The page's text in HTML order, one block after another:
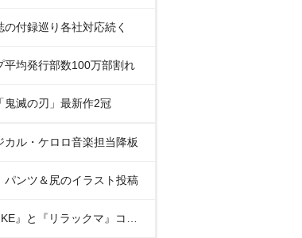
の付録巡り各社対応続く
平均発行部数100万部割れ
鬼滅の刃」最新作2冠
カル・ケロロ音楽担当降板
パンツ＆尻のイラスト投稿